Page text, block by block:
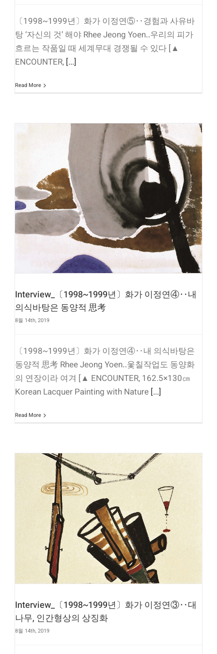
〔1998~1999년〕화가 이정연⑤‥경험과 사유바
탕 ‘자신의 것’ 해야 Rhee Jeong Yoen‥우리의 피가
흐르는 작품일 때 세계무대 경쟁될 수 있다 [▲
ENCOUNTER, [...]
Read More
Interview_〔1998~1999년〕화가 이정연④‥내
의식바탕은 동양적 思考
8월 14th, 2019
〔1998~1999년〕화가 이정연④‥내 의식바탕은
동양적 思考 Rhee Jeong Yoen‥옻칠작업도 동양화
의 연장이라 여겨 [▲ ENCOUNTER, 162.5×130㎝
Korean Lacquer Painting with Nature [...]
Read More
Interview_〔1998~1999년〕화가 이정연③‥대
나무, 인간형상의 상징화
8월 14th, 2019